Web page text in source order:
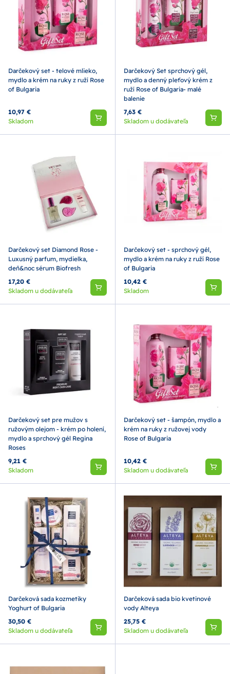
Darčekový set - telové mlieko,
mydlo a krém na ruky z ruží Rose
of Bulgaria
10,97 €
Skladom
Darčekový Set sprchový gél,
mydlo a denný pleťový krém z
ruží Rose of Bulgaria- malé
balenie
7,63 €
Skladom u dodávateľa
Darčekový set Diamond Rose -
Luxusný parfum, mydielka,
deň&noc sérum Biofresh
17,20 €
Skladom u dodávateľa
Darčekový set - sprchový gél,
mydlo a krém na ruky z ruží Rose
of Bulgaria
10,42 €
Skladom
Darčekový set pre mužov s
ružovým olejom - krém po holení,
mydlo a sprchový gél Regina
Roses
9,21 €
Skladom
Darčekový set - šampón, mydlo a
krém na ruky z ružovej vody
Rose of Bulgaria
10,42 €
Skladom u dodávateľa
Darčeková sada kozmetiky
Yoghurt of Bulgaria
30,50 €
Skladom u dodávateľa
Darčeková sada bio kvetinové
vody Alteya
25,75 €
Skladom u dodávateľa